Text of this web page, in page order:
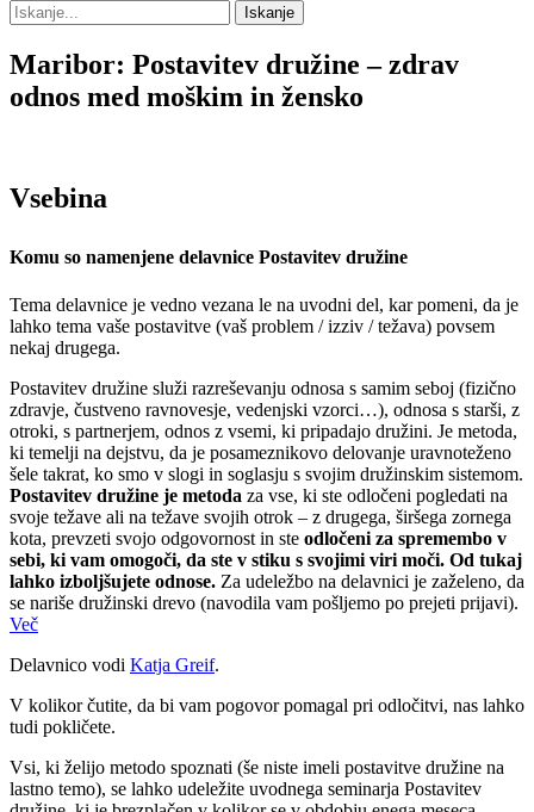
Maribor: Postavitev družine – zdrav
odnos med moškim in žensko
Vsebina
Komu so namenjene delavnice Postavitev družine
Tema delavnice je vedno vezana le na uvodni del, kar pomeni, da je
lahko tema vaše postavitve (vaš problem / izziv / težava) povsem
nekaj drugega.
Postavitev družine služi razreševanju odnosa s samim seboj (fizično
zdravje, čustveno ravnovesje, vedenjski vzorci…), odnosa s starši, z
otroki, s partnerjem, odnos z vsemi, ki pripadajo družini. Je metoda,
ki temelji na dejstvu, da je posameznikovo delovanje uravnoteženo
šele takrat, ko smo v slogi in soglasju s svojim družinskim sistemom.
Postavitev družine je metoda za vse, ki ste odločeni pogledati na
svoje težave ali na težave svojih otrok – z drugega, širšega zornega
kota, prevzeti svojo odgovornost in ste odločeni za spremembo v
sebi, ki vam omogoči, da ste v stiku s svojimi viri moči. Od tukaj
lahko izboljšujete odnose. Za udeležbo na delavnici je zaželeno, da
se nariše družinski drevo (navodila vam pošljemo po prejeti prijavi).
Več
Delavnico vodi Katja Greif.
V kolikor čutite, da bi vam pogovor pomagal pri odločitvi, nas lahko
tudi pokličete.
Vsi, ki želijo metodo spoznati (še niste imeli postavitve družine na
lastno temo), se lahko udeležite uvodnega seminarja Postavitev